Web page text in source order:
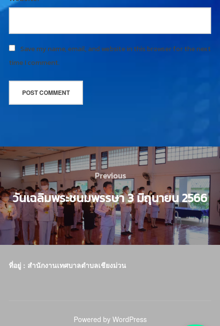
Save my name, email, and website in this browser for the next
time I comment.
Previous
วันเฉลิมพระชนมพรรษา 3 มิถุนายน 2566
ที่อยู่ : สำนักงานเทศบาลตำบลเชียงม่วน
Powered by WordPress